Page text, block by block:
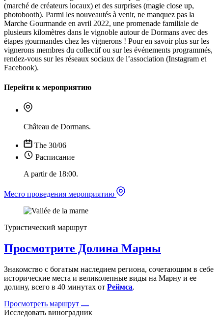
(marché de créateurs locaux) et des surprises (magie close up,
photobooth). Parmi les nouveautés à venir, ne manquez pas la
Marche Gourmande en avril 2022, une promenade familiale de
plusieurs kilomètres dans le vignoble autour de Dormans avec des
étapes gourmandes chez les vignerons ! Pour en savoir plus sur les
vignerons membres du collectif ou sur les événements programmés,
rendez-vous sur les réseaux sociaux de l’association (Instagram et
Facebook).
Перейти к мероприятию
Château de Dormans.
The 30/06
Расписание
A partir de 18:00.
Место проведения мероприятию
Туристический маршрут
Просмотрите Долина Марны
Знакомство с богатым наследием региона, сочетающим в себе
исторические места и великолепные виды на Марну и ее
долину, всего в 40 минутах от Реймса.
Просмотреть маршрут
Исследовать виноградник